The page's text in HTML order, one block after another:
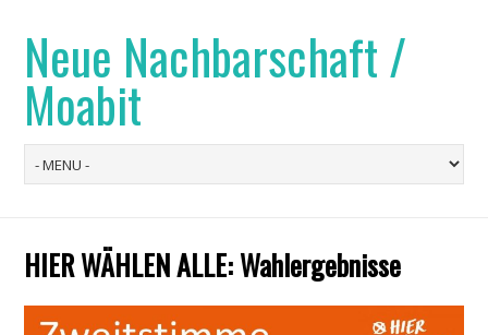
Neue Nachbarschaft /
Moabit
HIER WÄHLEN ALLE: Wahlergebnisse